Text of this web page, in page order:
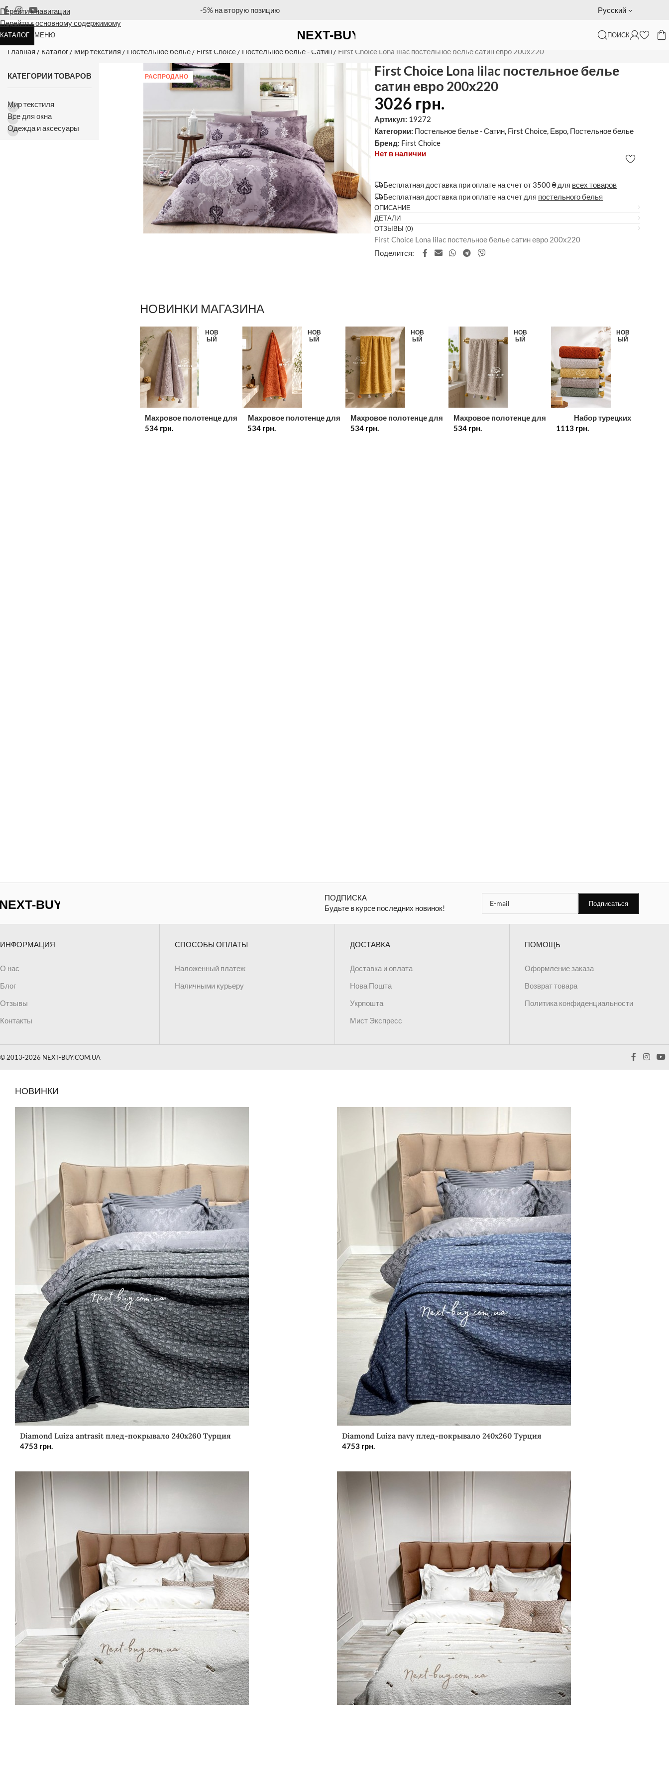
Перейти к навигации
Перейти к основному содержимому
позицию Оплата на счет = бесплатная доставка Подарочный сертификат — доставка за наш счет
Русский
КАТАЛОГ МЕНЮ ПОИСК
First Choice Lona lilac постельное белье сатин евро 200х220
Главная / Каталог/ Мир текстиля / Постельное белье/ First Choice/ Постельное белье - Сатин/ First Choice Lona lilac постельное белье сатин евро 200х220
КАТЕГОРИИ ТОВАРОВ
Мир текстиля
Все для окна
Одежда и аксесуары
РАСПРОДАНО
First Choice Lona lilac постельное белье
сатин евро 200х220
3026 грн.
Артикул: 19272
Категории: Постельное белье - Сатин, First Choice, Евро, Постельное белье
Бренд: First Choice
Нет в наличии
Бесплатная доставка при оплате на счет от 3500 ₴ для всех товаров
Бесплатная доставка при оплате на счет для постельного белья
ОПИСАНИЕ
ДЕТАЛИ
ОТЗЫВЫ (0)
First Choice Lona lilac постельное белье сатин евро 200х220
Поделится:
НОВИНКИ МАГАЗИНА
НОВ
ЫЙ
Махровое полотенце для
лица лиловое с
534 грн.
НОВ
ЫЙ
Махровое полотенце для
лица с декоративными
534 грн.
НОВ
ЫЙ
Махровое полотенце для
лица с декоративными
534 грн.
НОВ
ЫЙ
Махровое полотенце для
лица с декоративными
534 грн.
НОВ
ЫЙ
Набор турецких
хлопковых полотенец с
1113 грн.
ПОДПИСКА
Будьте в курсе последних новинок!
ИНФОРМАЦИЯ
О нас
Блог
Отзывы
Контакты
СПОСОБЫ ОПЛАТЫ
Наложенный платеж
Наличными курьеру
ДОСТАВКА
Доставка и оплата
Нова Пошта
Укрпошта
Мист Экспресс
ПОМОЩЬ
Оформление заказа
Возврат товара
Политика конфиденциальности
© 2013-2026 NEXT-BUY.COM.UA
НОВИНКИ
Diamond Luiza antrasit плед-покрывало 240х260 Турция
4753 грн.
Diamond Luiza navy плед-покрывало 240х260 Турция
4753 грн.